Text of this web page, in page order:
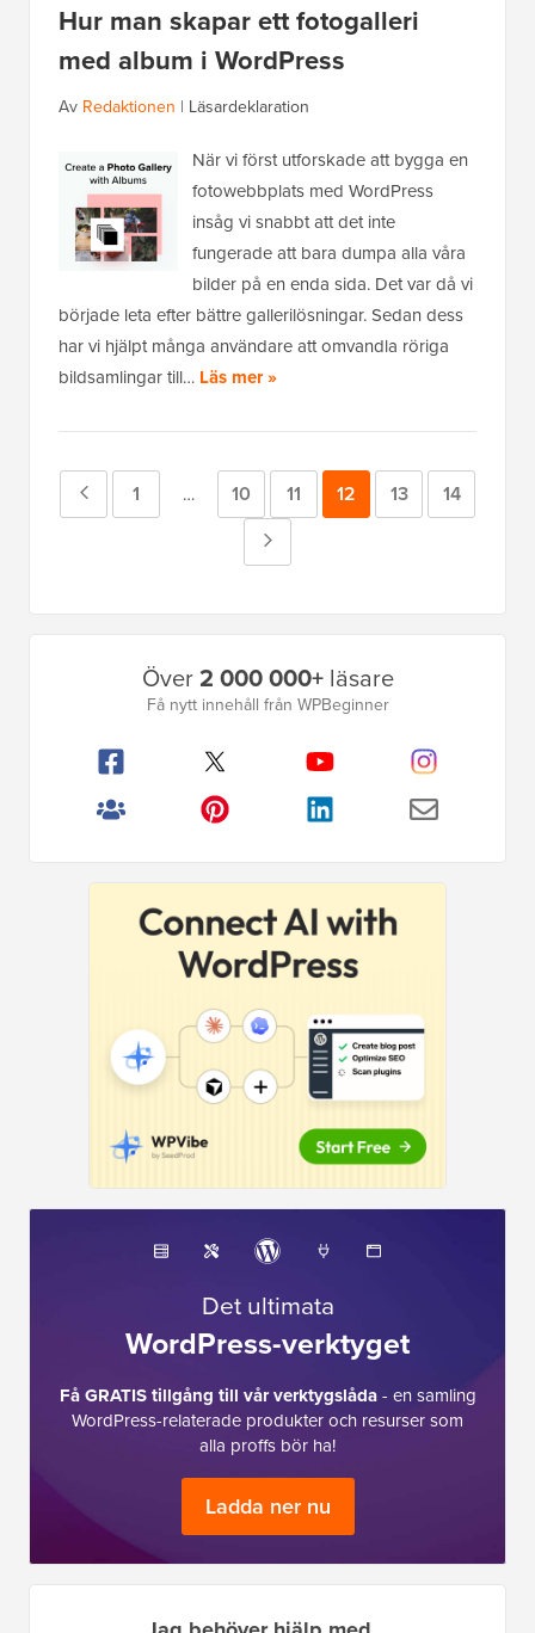
Hur man skapar ett fotogalleri
med album i WordPress
Av Redaktionen | Läsardeklaration
När vi först utforskade att bygga en
fotowebbplats med WordPress
insåg vi snabbt att det inte
fungerade att bara dumpa alla våra
bilder på en enda sida. Det var då vi
började leta efter bättre gallerilösningar. Sedan dess
har vi hjälpt många användare att omvandla röriga
bildsamlingar till… Läs mer »
Föregående
Sida
1
Mellansidor
utelämnade
… Sida
10 Sida
11 Sida
12 Sida
13 Sida
14
Över2 000 000+läsare
Få nytt innehåll från WPBeginner
Det ultimata
WordPress-verktyget
Få GRATIS tillgång till vår verktygslåda- en samling
WordPress-relaterade produkter och resurser som
alla proffs bör ha!
Ladda ner nu